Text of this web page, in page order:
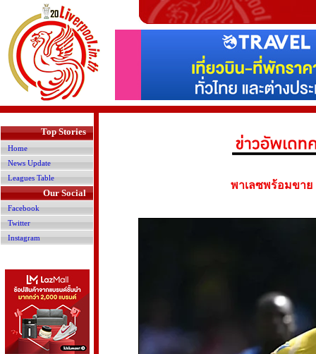
Top Stories
Home
News Update
Leagues Table
Our Social
Facebook
Twitter
Instagram
พาเลซพร้อมขาย